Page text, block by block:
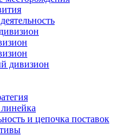
дивизион
и цепочка поставок